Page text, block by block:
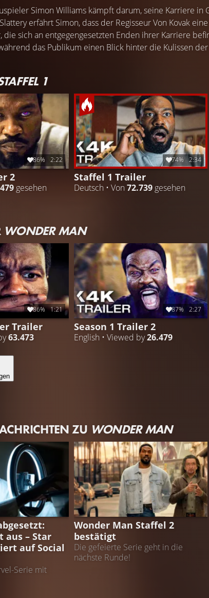
Simon Williams kämpft darum, seine Karriere
erfährt Simon, dass der Regisseur Von Kovak
die sich an entgegengesetzten Enden ihrer Karriere
das Publikum einen Blick hinter die Kulissen
1
86% 2:22
2
gesehen
74% 2:34
Staffel 1 Trailer
Deutsch • Von72.739 gesehen
WONDER MAN
86% 1:21
Trailer
63.473
87% 2:27
Season 1 Trailer 2
English • Viewed by26.479
ZU WONDER MAN
aus – Star
auf Social
Serie mit
WONDER WOMAN
Wonder Man Staffel 2
bestätigt
Die gefeierte Serie geht in die
nächste Runde!